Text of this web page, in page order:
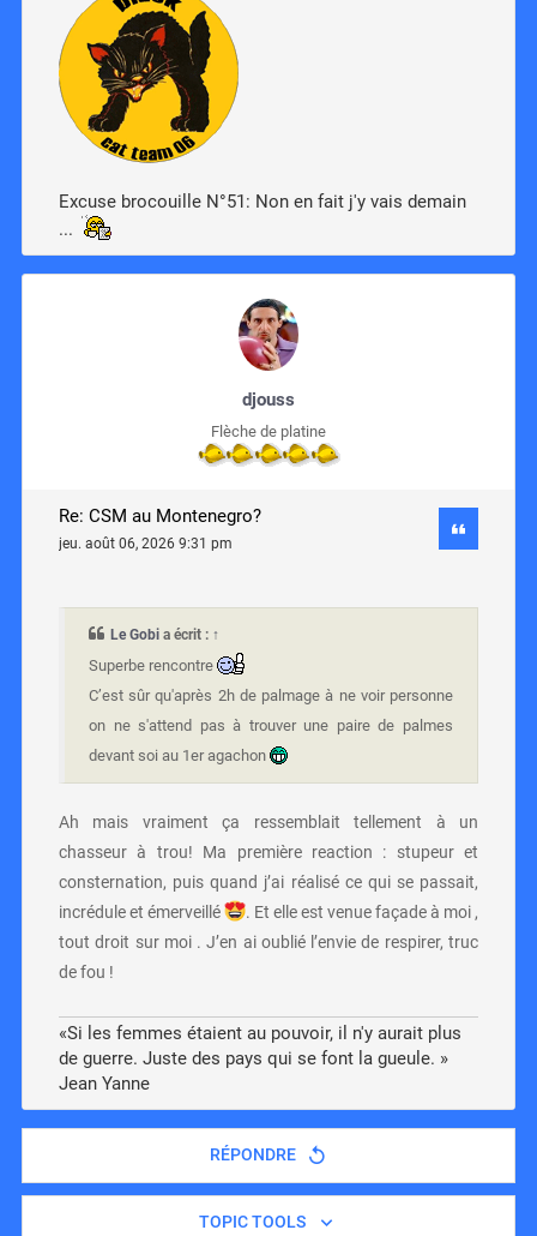
Excuse brocouille N°51: Non en fait j'y vais demain
...
djouss
Flèche de platine
Re: CSM au Montenegro?
jeu. août 06, 2026 9:31 pm
Le Gobi a écrit : ↑
Superbe rencontre
C’est sûr qu'après 2h de palmage à ne voir personne
on ne s'attend pas à trouver une paire de palmes
devant soi au 1er agachon
Ah mais vraiment ça ressemblait tellement à un
chasseur à trou! Ma première reaction : stupeur et
consternation, puis quand j’ai réalisé ce qui se passait,
incrédule et émerveillé
. Et elle est venue façade à moi ,
tout droit sur moi . J’en ai oublié l’envie de respirer, truc
de fou !
«Si les femmes étaient au pouvoir, il n'y aurait plus
de guerre. Juste des pays qui se font la gueule. »
Jean Yanne
RÉPONDRE
TOPIC TOOLS